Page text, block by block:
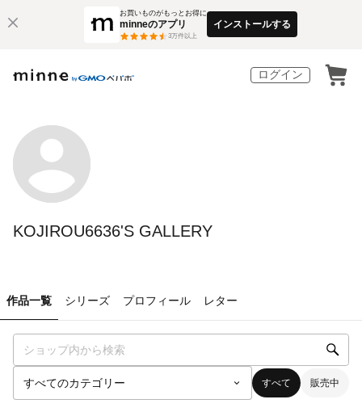
お買いものがもっとお得に
minneのアプリ
3万件以上
インストールする
ログイン
KOJIROU6636'S GALLERY
作品一覧 シリーズ プロフィール レター
すべて 販売中